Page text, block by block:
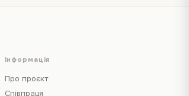
Інформація
Про проєкт
Співпраця